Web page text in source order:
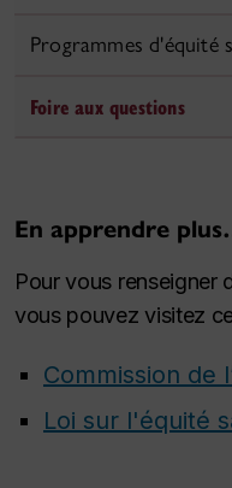
Programmes d'équité
Foire aux questions
En apprendre
Pour vous renseigner
vous pouvez visitez
Commission de
Loi sur l'équité